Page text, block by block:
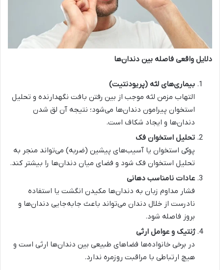
دلایل واقعی فاصله بین دندان‌ها
بیماری‌های لثه (پریودنتیت)
التهاب مزمن لثه موجب از بین رفتن بافت نگهدارنده و تحلیل
استخوان پیرامون دندان‌ها می‌شود؛ نتیجه آن لق‌ شدن
دندان‌ها و ایجاد شکاف است.
تحلیل استخوان فک
پوکی استخوان یا آسیب‌های پیشین (ضربه) می‌تواند منجر به
تحلیل استخوان فک شود و فضای میان دندان‌ها را بیشتر کند.
عادات نامناسب دهانی
فشار مداوم زبان به دندان‌ها مکیدن انگشت یا استفاده
نادرست از خلال دندان می‌تواند باعث جابه‌جایی دندان‌ها و
بروز فاصله شود.
ژنتیک و عوامل ارثی
در برخی خانواده‌ها فضاهای طبیعی بین دندان‌ها ارثی است و
هیچ ارتباطی با مراقبت روزمره ندارد.